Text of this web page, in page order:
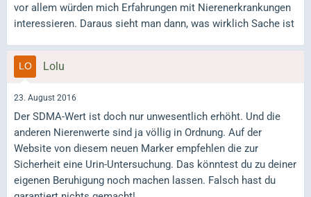
vor allem würden mich Erfahrungen mit Nierenerkrankungen
interessieren. Daraus sieht man dann, was wirklich Sache ist
Lolu
23. August 2016
Der SDMA-Wert ist doch nur unwesentlich erhöht. Und die
anderen Nierenwerte sind ja völlig in Ordnung. Auf der
Website von diesem neuen Marker empfehlen die zur
Sicherheit eine Urin-Untersuchung. Das könntest du zu deiner
eigenen Beruhigung noch machen lassen. Falsch hast du